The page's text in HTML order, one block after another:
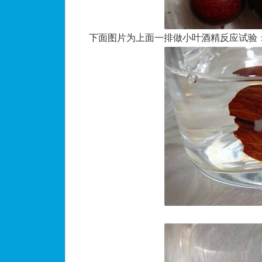
下面图片为上面一排做小叶酒精反应试验